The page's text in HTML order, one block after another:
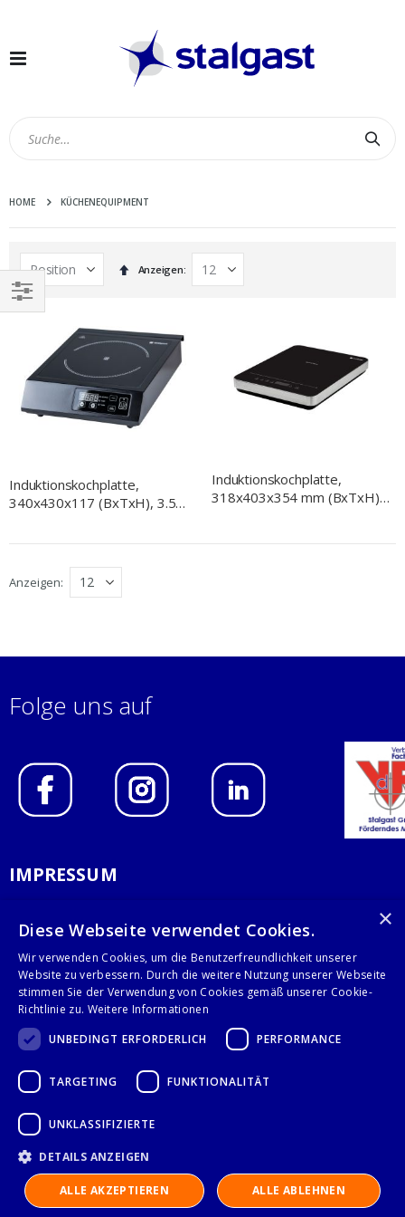
Navigation
HOME KÜCHENEQUIPMENT
In
absteigender
Anzeigen
Induktionskochplatte,
340x430x117 (BxTxH), 3.5
Induktionskochplatte,
318x403x354 mm (BxTxH),
Anzeigen
EINKAUFEN
Folge uns auf
IMPRESSUM
AGB
KONTAKT
Stalgast GmbH
28359 Bremen
+49 421 408844-0
© 2021 Stalgast GmbH
×
Diese Webseite verwendet Cookies.
Wir verwenden Cookies, um die Benutzerfreundlichkeit unserer
Website zu verbessern. Durch die weitere Nutzung unserer Webseite
stimmen Sie der Verwendung von Cookies gemäß unserer Cookie-
Richtlinie zu. Weitere Informationen
UNBEDINGT ERFORDERLICH
PERFORMANCE
TARGETING FUNKTIONALITÄT
UNKLASSIFIZIERTE
DETAILS ANZEIGEN
ALLE AKZEPTIEREN ALLE ABLEHNEN